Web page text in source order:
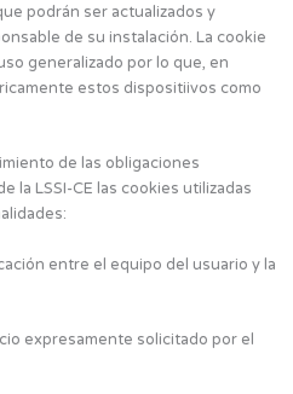
podrán ser actualizados y
de su instalación. La cookie
generalizado por lo que, en
estos dispositiivos como
de las obligaciones
la LSSI-CE las cookies utilizadas
entre el equipo del usuario y la
expresamente solicitado por el